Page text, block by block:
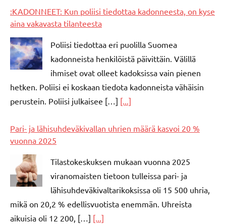
:KADONNEET: Kun poliisi tiedottaa kadonneesta, on kyse
aina vakavasta tilanteesta
Poliisi tiedottaa eri puolilla Suomea
kadonneista henkilöistä päivittäin. Välillä
ihmiset ovat olleet kadoksissa vain pienen
hetken. Poliisi ei koskaan tiedota kadonneista vähäisin
perustein. Poliisi julkaisee […] [...]
Pari- ja lähisuhdeväkivallan uhrien määrä kasvoi 20 %
vuonna 2025
Tilastokeskuksen mukaan vuonna 2025
viranomaisten tietoon tulleissa pari- ja
lähisuhdeväkivaltarikoksissa oli 15 500 uhria,
mikä on 20,2 % edellisvuotista enemmän. Uhreista
aikuisia oli 12 200, […] [...]